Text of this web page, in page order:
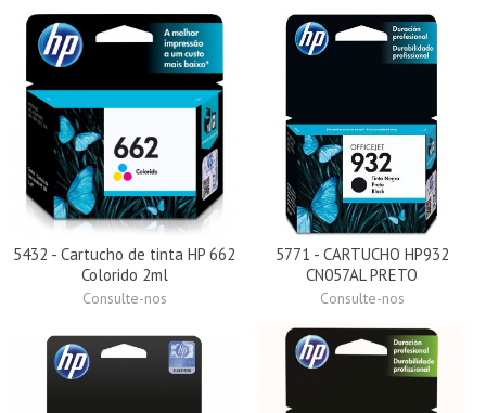
5432 - Cartucho de tinta HP 662
Colorido 2ml
Consulte-nos
5771 - CARTUCHO HP932
CN057AL PRETO
Consulte-nos